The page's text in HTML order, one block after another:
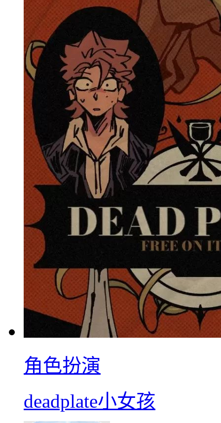
角色扮演
deadplate小女孩